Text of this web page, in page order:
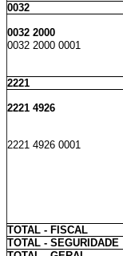
0032
0032 2000
0032 2000 0001
2221
2221 4926
2221 4926 0001
TOTAL - FISCAL
TOTAL - SEGURIDADE